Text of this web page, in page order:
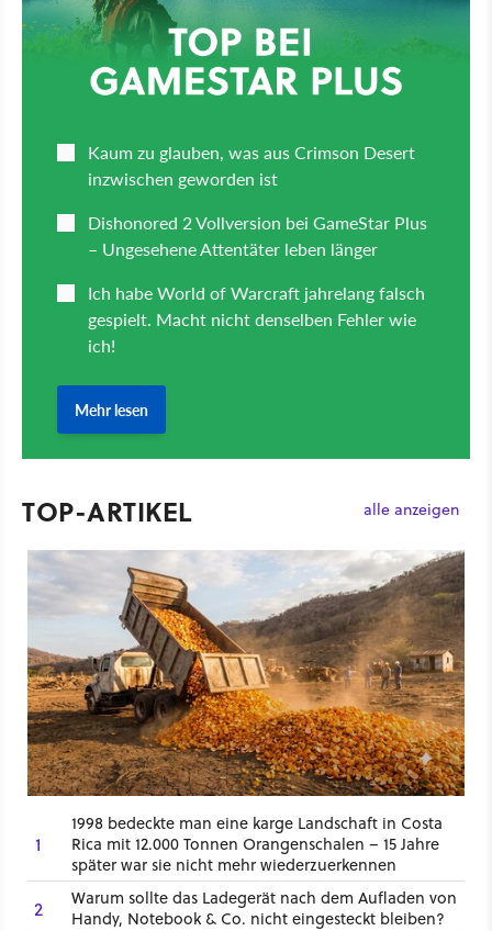
TOP-ARTIKEL alle anzeigen
1
1998 bedeckte man eine karge Landschaft in Costa
Rica mit 12.000 Tonnen Orangenschalen – 15 Jahre
später war sie nicht mehr wiederzuerkennen
2
Warum sollte das Ladegerät nach dem Aufladen von
Handy, Notebook & Co. nicht eingesteckt bleiben?